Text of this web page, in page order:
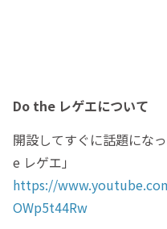
Do the レゲエについて
開設してすぐに話題にな
e レゲエ」
https://
OWp5t44Rw